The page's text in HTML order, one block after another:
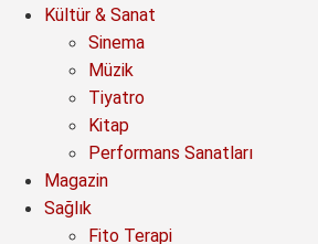
Kültür & Sanat
Sinema
Müzik
Tiyatro
Kitap
Performans Sanatları
Magazin
Sağlık
Fito Terapi